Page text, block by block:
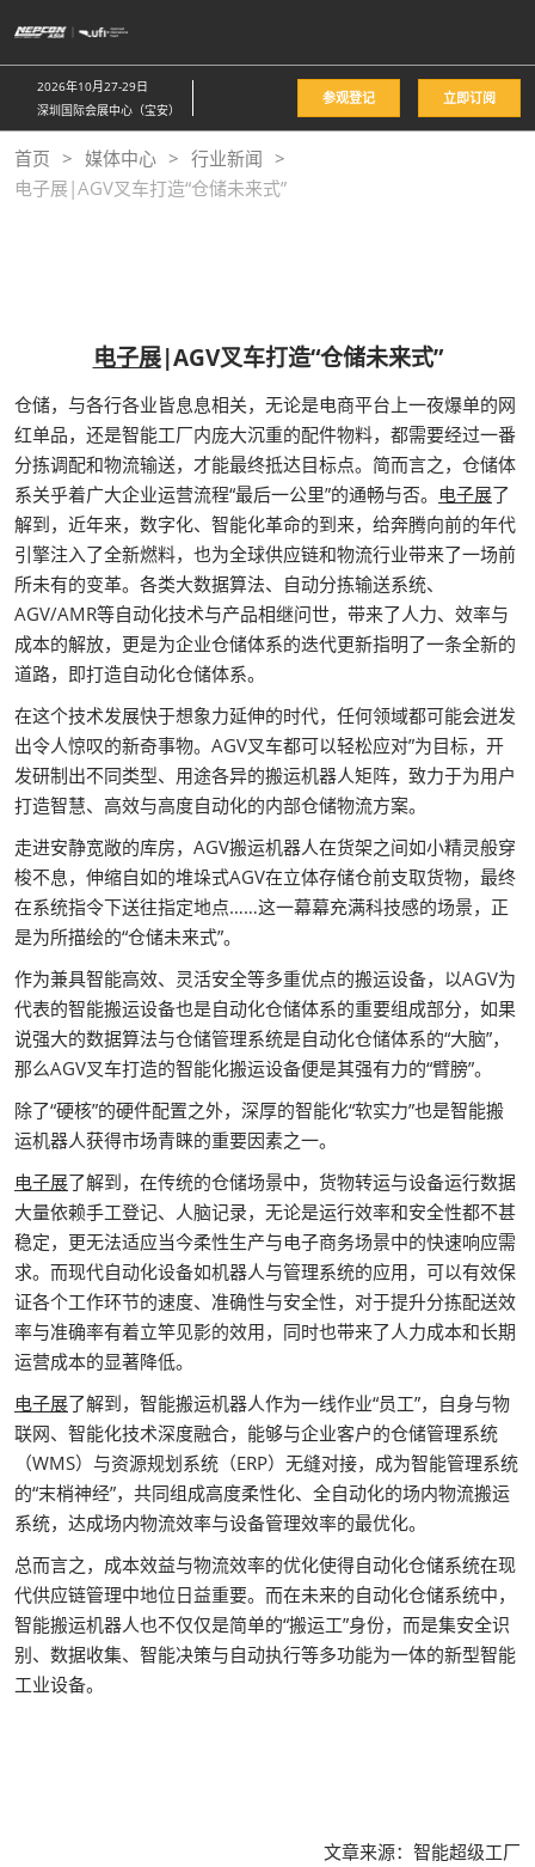
接
跳
至
内
容
2026年10月27-29日
深圳国际会展中心（宝安）
参观登记 立即订阅
首页 媒体中心
行业新闻
电子展|AGV叉车打造“仓储未来式”
电子展|AGV叉车打造“仓储未来式”
仓储，与各行各业皆息息相关，无论是电商平台上一夜爆单的网
红单品，还是智能工厂内庞大沉重的配件物料，都需要经过一番
分拣调配和物流输送，才能最终抵达目标点。简而言之，仓储体
系关乎着广大企业运营流程“最后一公里”的通畅与否。 电子展了
解到，近年来，数字化、智能化革命的到来，给奔腾向前的年代
引擎注入了全新燃料，也为全球供应链和物流行业带来了一场前
所未有的变革。各类大数据算法、自动分拣输送系统、
AGV/AMR等自动化技术与产品相继问世，带来了人力、效率与
成本的解放，更是为企业仓储体系的迭代更新指明了一条全新的
道路，即打造自动化仓储体系。
在这个技术发展快于想象力延伸的时代，任何领域都可能会迸发
出令人惊叹的新奇事物。AGV叉车都可以轻松应对”为目标，开
发研制出不同类型、用途各异的搬运机器人矩阵，致力于为用户
打造智慧、高效与高度自动化的内部仓储物流方案。
走进安静宽敞的库房，AGV搬运机器人在货架之间如小精灵般穿
梭不息，伸缩自如的堆垛式AGV在立体存储仓前支取货物，最终
在系统指令下送往指定地点……这一幕幕充满科技感的场景，正
是为所描绘的“仓储未来式”。
作为兼具智能高效、灵活安全等多重优点的搬运设备，以AGV为
代表的智能搬运设备也是自动化仓储体系的重要组成部分，如果
说强大的数据算法与仓储管理系统是自动化仓储体系的“大脑”，
那么AGV叉车打造的智能化搬运设备便是其强有力的“臂膀”。
除了“硬核”的硬件配置之外，深厚的智能化“软实力”也是智能搬
运机器人获得市场青睐的重要因素之一。
电子展了解到，在传统的仓储场景中，货物转运与设备运行数据
大量依赖手工登记、人脑记录，无论是运行效率和安全性都不甚
稳定，更无法适应当今柔性生产与电子商务场景中的快速响应需
求。而现代自动化设备如机器人与管理系统的应用，可以有效保
证各个工作环节的速度、准确性与安全性，对于提升分拣配送效
率与准确率有着立竿见影的效用，同时也带来了人力成本和长期
运营成本的显著降低。
电子展了解到，智能搬运机器人作为一线作业“员工”，自身与物
联网、智能化技术深度融合，能够与企业客户的仓储管理系统
（WMS）与资源规划系统（ERP）无缝对接，成为智能管理系统
的“末梢神经”，共同组成高度柔性化、全自动化的场内物流搬运
系统，达成场内物流效率与设备管理效率的最优化。
总而言之，成本效益与物流效率的优化使得自动化仓储系统在现
代供应链管理中地位日益重要。而在未来的自动化仓储系统中，
智能搬运机器人也不仅仅是简单的“搬运工”身份，而是集安全识
别、数据收集、智能决策与自动执行等多功能为一体的新型智能
工业设备。
文章来源：智能超级工厂